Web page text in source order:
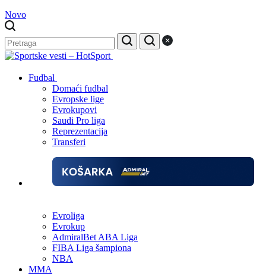
Novo
Fudbal
Domaći fudbal
Evropske lige
Evrokupovi
Saudi Pro liga
Reprezentacija
Transferi
Evroliga
Evrokup
AdmiralBet ABA Liga
FIBA Liga šampiona
NBA
MMA